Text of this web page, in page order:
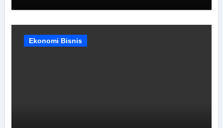
Ekonomi Bisnis